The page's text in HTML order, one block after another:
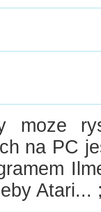
moze
na PC
Atari...